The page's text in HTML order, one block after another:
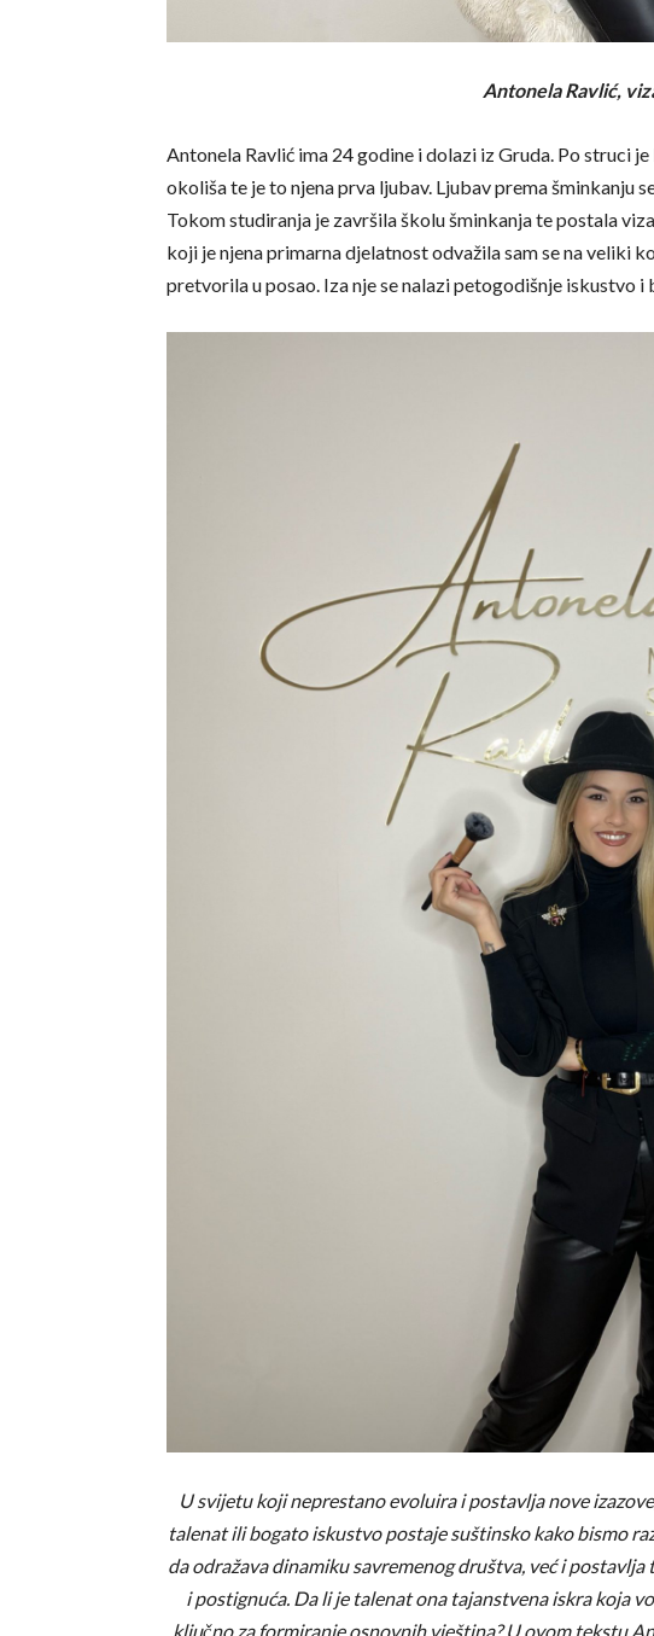
Antonela Ravlić,
Antonela Ravlić ima 24 godine i dolazi iz Gruda. Po struci
okoliša te je to njena prva ljubav. Ljubav prema šminkanju
Tokom studiranja je završila školu šminkanja te postala
koji je njena primarna djelatnost odvažila sam se na veliki
pretvorila u posao. Iza nje se nalazi petogodišnje iskustvo i
U svijetu koji neprestano evoluira i postavlja nove
talenat ili bogato iskustvo postaje suštinsko kako bismo
da odražava dinamiku savremenog društva, već i
i postignuća. Da li je talenat ona tajanstvena iskra koja
ključno za formiranje osnovnih vještina? U ovom tekstu